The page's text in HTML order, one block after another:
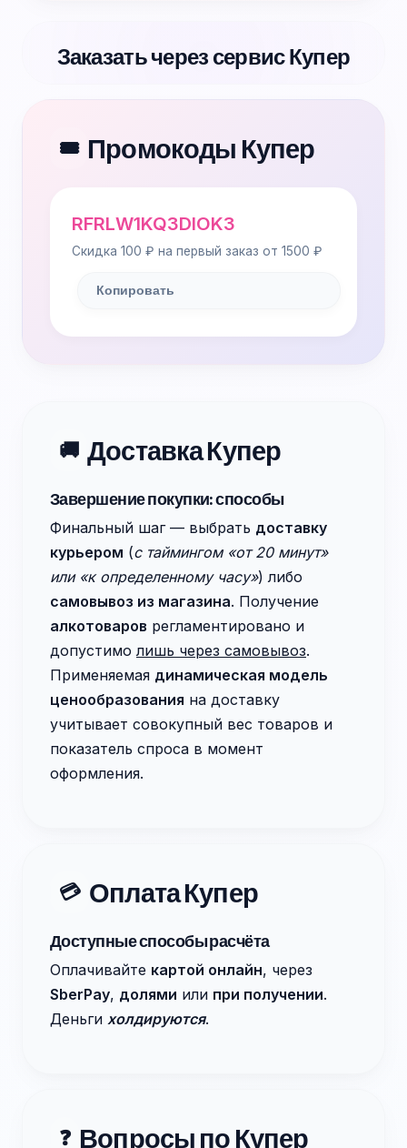
Заказать через сервис Купер
🎟️ Промокоды Купер
RFRLW1KQ3DIOK3
Скидка 100 ₽ на первый заказ от 1500 ₽
Копировать
🚚 Доставка Купер
Завершение покупки: способы
Финальный шаг — выбрать доставку
курьером (с таймингом «от 20 минут»
или «к определенному часу») либо
самовывоз из магазина. Получение
алкотоваров регламентировано и
допустимолишь через самовывоз.
Применяемая динамическая модель
ценообразования на доставку
учитывает совокупный вес товаров и
показатель спроса в момент
оформления.
💳 Оплата Купер
Доступные способы расчёта
Оплачивайте картой онлайн, через
SberPay, долями или при получении.
Деньги холдируются.
❓ Вопросы по Купер